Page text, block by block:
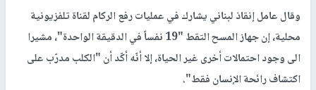
وقال عامل إنقاذ لبناني يشارك في عمليات رفع الركام لقناة تلفزيونية
محلية، إن جهاز المسح التقط "19 نفساً في الدقيقة الواحدة"، مشيرا
الى وجود احتمالات أخرى غير الحياة، إلا أنّه أكّد أن "الكلب مدرّب على
اكتشاف رائحة الإنسان فقط".